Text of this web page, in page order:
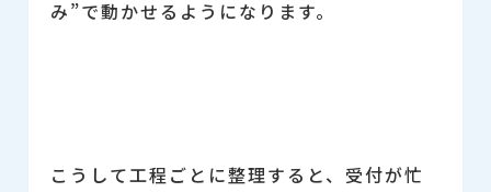
み”で動かせるようになります。
こうして工程ごとに整理すると、受付が忙